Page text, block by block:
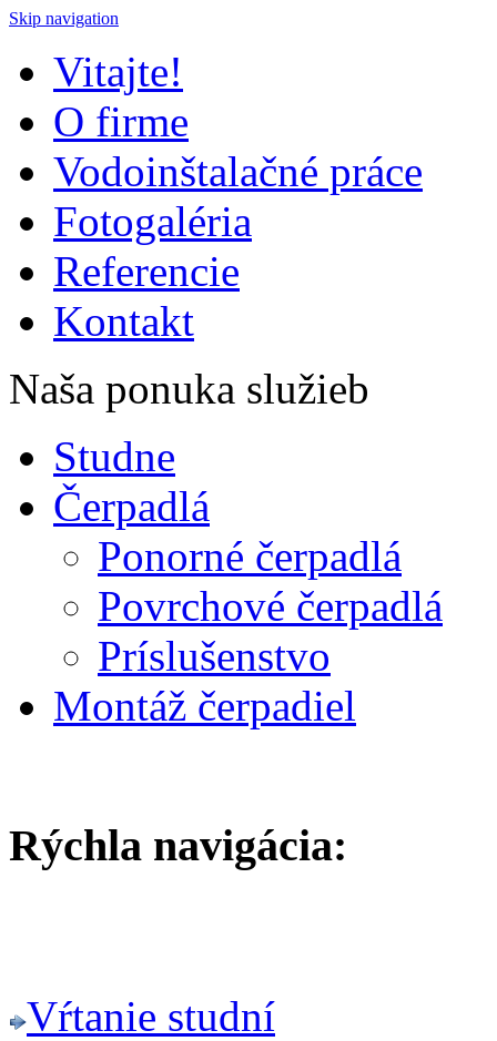
Skip navigation
Vitajte!
O firme
Vodoinštalačné práce
Fotogaléria
Referencie
Kontakt
Naša ponuka služieb
Studne
Čerpadlá
Ponorné čerpadlá
Povrchové čerpadlá
Príslušenstvo
Montáž čerpadiel
Rýchla navigácia:
Vŕtanie studní